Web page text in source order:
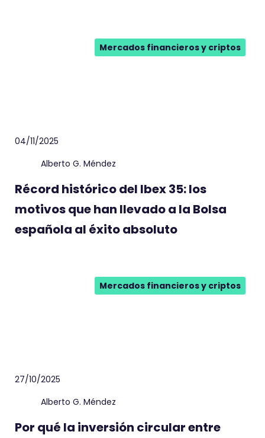
Mercados financieros y criptos
04/11/2025
Alberto G. Méndez
Récord histórico del Ibex 35: los
motivos que han llevado a la Bolsa
española al éxito absoluto
Mercados financieros y criptos
27/10/2025
Alberto G. Méndez
Por qué la inversión circular entre